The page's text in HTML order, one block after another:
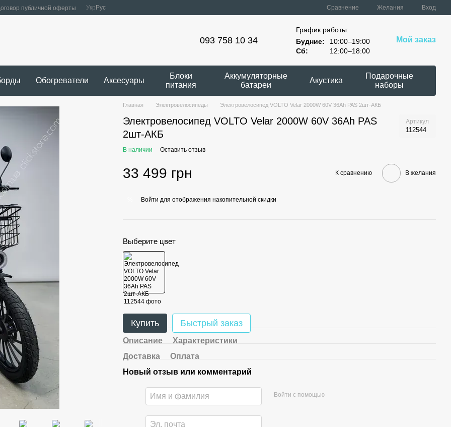
публичной оферты Укр Рус Сравнение Желания Вход
093 758 10 34
График работы:
Будние:
10:00–19:00
Сб:
12:00–18:00
Мой заказ
Обогреватели Аксесуары
Блоки
питания
Аккумуляторные
батареи
Акустика
Подарочные
наборы
Главная Электровелосипеды Электровелосипед VOLTO Velar 2000W 60V 36Ah PAS 2шт-АКБ
Электровелосипед VOLTO Velar 2000W 60V 36Ah PAS
2шт-АКБ
Артикул
112544
В наличии Оставить отзыв
33 499 грн К сравнению В желания
Войти для отображения накопительной скидки
Выберите цвет
Купить Быстрый заказ
Описание
Характеристики
Доставка
Оплата
Новый отзыв или комментарий
Войти с помощью